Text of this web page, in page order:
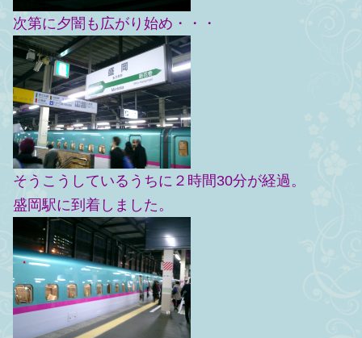
次第に夕闇も広がり始め・・・
そうこうしているうちに２時間30分が経過。
盛岡駅に到着しました。